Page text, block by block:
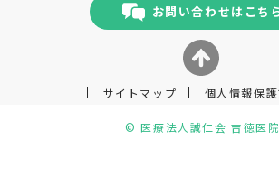
お問い合わせはこち
サイトマップ 個人情報保
© 医療法人誠仁会 吉徳医院